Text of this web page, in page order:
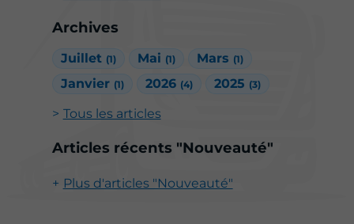
Archives
Juillet (1) Mai (1) Mars (1)
Janvier (1) 2026 (4) 2025 (3)
Tous les articles
Articles récents "Nouveauté"
Plus d'articles "Nouveauté"